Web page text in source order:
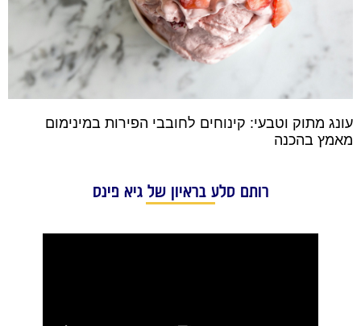
עונג מתוק וטבעי: קינוחים לחובבי הפירות במינימום
מאמץ בהכנה
רותם סלע בראיון של גיא פינס